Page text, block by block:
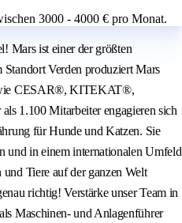
3000 - 4000 € pro Monat.
Mars ist einer der größten
Verden produziert Mars
wie CESAR®, KITEKAT®,
1.100 Mitarbeiter engagieren sich
für Hunde und Katzen. Sie
und in einem internationalen Umfeld
und Tiere auf der ganzen Welt
richtig! Verstärke unser Team in
Maschinen- und Anlagenführer